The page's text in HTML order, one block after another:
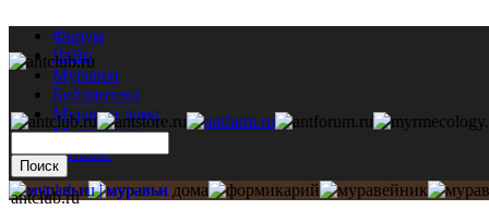
Форум
ЧаВо
Муравьи
Библиотека
Муравьи дома
Мастерская
Каталог
antclub.ru